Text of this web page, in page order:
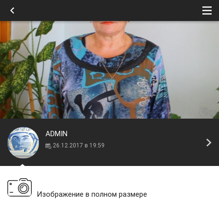
ADMIN
26.12.2017 в 19:59
Изображение в полном размере